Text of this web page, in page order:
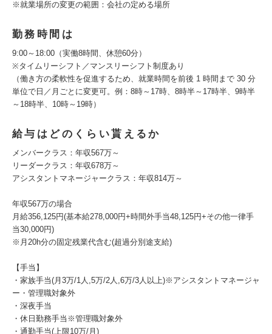
※就業場所の変更の範囲：会社の定める場所
勤務時間は
9:00～18:00（実働8時間、休憩60分）
※タイムリーシフト／マンスリーシフト制度あり
（働き方の柔軟性を促進するため、就業時間を前後 1 時間まで 30 分
単位で日／月ごとに変更可。例：8時～17時、8時半～17時半、9時半
～18時半、10時～19時）
給与はどのくらい貰えるか
メンバークラス：年収567万～
リーダークラス：年収678万～
アシスタントマネージャークラス：年収814万～
年収567万の場合
月給356,125円(基本給278,000円+時間外手当48,125円+その他一律手
当30,000円)
※月20h分の固定残業代含む(超過分別途支給)
【手当】
・家族手当(月3万/1人,5万/2人,6万/3人以上)※アシスタントマネージャ
ー・管理職対象外
・深夜手当
・休日勤務手当※管理職対象外
・通勤手当(上限10万/月)